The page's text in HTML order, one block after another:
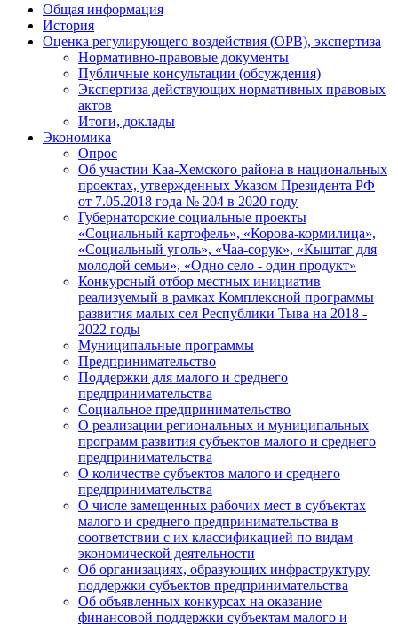
Общая информация
История
Оценка регулирующего воздействия (ОРВ), экспертиза
Нормативно-правовые документы
Публичные консультации (обсуждения)
Экспертиза действующих нормативных правовых
актов
Итоги, доклады
Экономика
Опрос
Об участии Каа-Хемского района в национальных
проектах, утвержденных Указом Президента РФ
от 7.05.2018 года № 204 в 2020 году
Губернаторские социальные проекты
«Социальный картофель», «Корова-кормилица»,
«Социальный уголь», «Чаа-сорук», «Кыштаг для
молодой семьи», «Одно село - один продукт»
Конкурсный отбор местных инициатив
реализуемый в рамках Комплексной программы
развития малых сел Республики Тыва на 2018 -
2022 годы
Муниципальные программы
Предпринимательство
Поддержки для малого и среднего
предпринимательства
Социальное предпринимательство
О реализации региональных и муниципальных
программ развития субъектов малого и среднего
предпринимательства
О количестве субъектов малого и среднего
предпринимательства
О числе замещенных рабочих мест в субъектах
малого и среднего предпринимательства в
соответствии с их классификацией по видам
экономической деятельности
Об организациях, образующих инфраструктуру
поддержки субъектов предпринимательства
Об объявленных конкурсах на оказание
финансовой поддержки субъектам малого и